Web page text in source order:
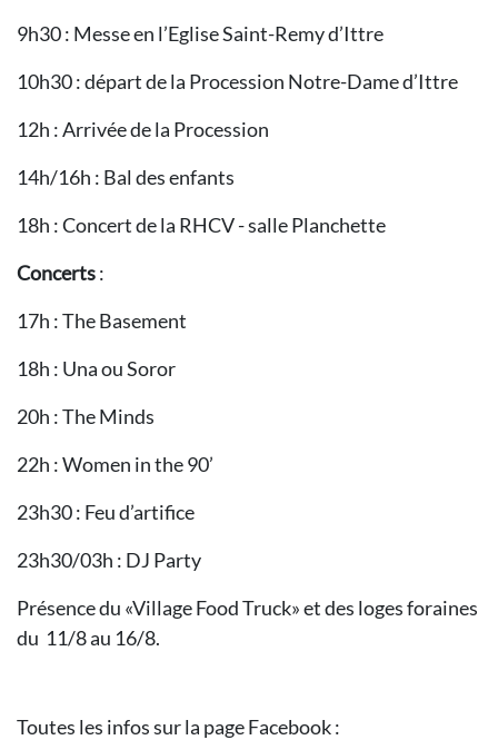
9h30 : Messe en l’Eglise Saint-Remy d’Ittre
10h30 : départ de la Procession Notre-Dame d’Ittre
12h : Arrivée de la Procession
14h/16h : Bal des enfants
18h : Concert de la RHCV - salle Planchette
Concerts:
17h : The Basement
18h : Una ou Soror
20h : The Minds
22h : Women in the 90’
23h30 : Feu d’artifice
23h30/03h : DJ Party
Présence du «Village Food Truck» et des loges foraines
du 11/8 au 16/8.
Toutes les infos sur la page Facebook :